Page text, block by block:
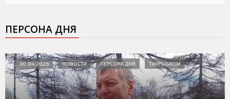
ПЕРСОНА ДНЯ
30.04.2026 НОВОСТИ ПЕРСОНА ДНЯ ТИХРЫБКОМ